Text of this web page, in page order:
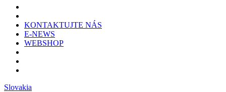
KONTAKTUJTE NÁS
E-NEWS
WEBSHOP
Slovakia